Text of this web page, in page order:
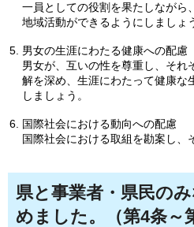
一員としての役割を果たしながら
地域活動ができるようにしましょ
男女の生涯にわたる健康への配慮
男女が、互いの性を尊重し、それ
解を深め、生涯にわたって健康な
しましょう。
国際社会における動向への配慮
国際社会における取組を勘案し、
県と事業者・県民の
めました。（第4条～